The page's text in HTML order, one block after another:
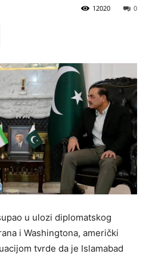
0
12020
u ulozi diplomatskog
i Washingtona, američki
tvrde da je Islamabad